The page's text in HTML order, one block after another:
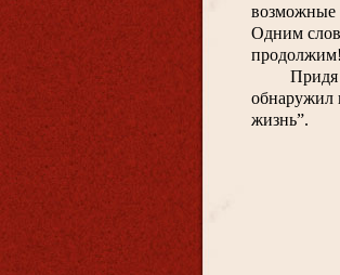
возможные
Одним
продолжим!
Придя
обнаружил
жизнь”.